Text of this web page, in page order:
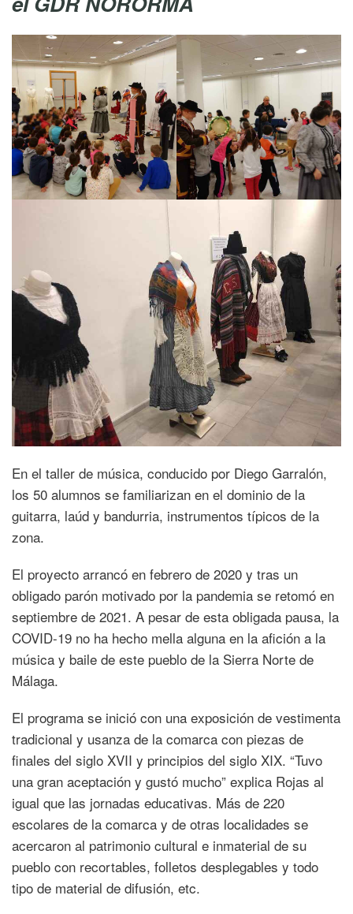
En el taller de música, conducido por Diego Garralón,
los 50 alumnos se familiarizan en el dominio de la
guitarra, laúd y bandurria, instrumentos típicos de la
zona.
El proyecto arrancó en febrero de 2020 y tras un
obligado parón motivado por la pandemia se retomó en
septiembre de 2021. A pesar de esta obligada pausa, la
COVID-19 no ha hecho mella alguna en la afición a la
música y baile de este pueblo de la Sierra Norte de
Málaga.
El programa se inició con una exposición de vestimenta
tradicional y usanza de la comarca con piezas de
finales del siglo XVII y principios del siglo XIX. “Tuvo
una gran aceptación y gustó mucho” explica Rojas al
igual que las jornadas educativas. Más de 220
escolares de la comarca y de otras localidades se
acercaron al patrimonio cultural e inmaterial de su
pueblo con recortables, folletos desplegables y todo
tipo de material de difusión, etc.